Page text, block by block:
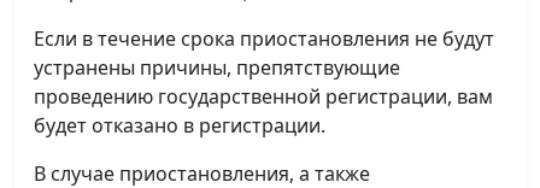
Если в течение срока приостановления не будут
устранены причины, препятствующие
проведению государственной регистрации, вам
будет отказано в регистрации.
В случае приостановления, а также